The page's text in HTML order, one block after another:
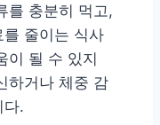
를 충분히 먹고,
를 줄이는 식사
이 될 수 있지
하거나 체중 감
다.